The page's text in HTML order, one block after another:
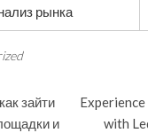
рынка
зайти
и
with